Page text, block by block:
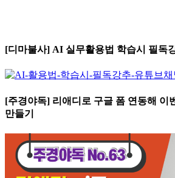
[디마불사] AI 실무활용법 학습시 필독
[주경야독] 리애디로 구글 폼 연동해 이
만들기